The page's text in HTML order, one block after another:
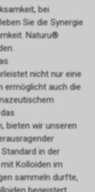
bei
Sie die Synergie
Naturu®
nicht nur eine
ermöglicht auch die
bieten wir unseren
in der
Kolloiden im
sammeln durfte,